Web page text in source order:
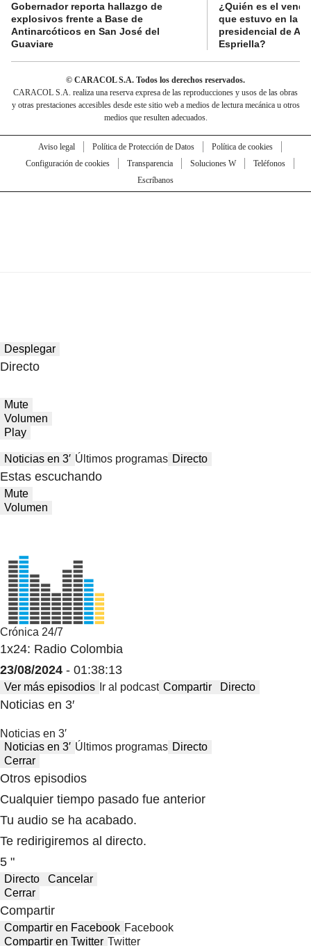
Gobernador reporta hallazgo de
explosivos frente a Base de
Antinarcóticos en San José del
Guaviare
¿Quién es el
que estuvo en la
presidencial de
Espriella?
© CARACOL S.A. Todos los derechos reservados.
CARACOL S.A. realiza una reserva expresa de las reproducciones y usos de las obras
y otras prestaciones accesibles desde este sitio web a medios de lectura mecánica u otros
medios que resulten adecuados.
Aviso legal Política de Protección de Datos
Política de cookies
Configuración de cookies
Transparencia Soluciones W
Teléfonos
Escríbanos
Desplegar
Directo
Mute
Volumen
Play
Noticias en 3′ Últimos programas Directo
Estas escuchando
Mute
Volumen
Crónica 24/7
1x24: Radio Colombia
23/08/2024 - 01:38:13
Ver más episodios Ir al podcast Compartir Directo
Noticias en 3′
Noticias en 3′
Noticias en 3′ Últimos programas Directo
Cerrar
Otros episodios
Cualquier tiempo pasado fue anterior
Tu audio se ha acabado.
Te redirigiremos al directo.
5 "
Directo
Cancelar
Cerrar
Compartir
Compartir en Facebook Facebook
Compartir en Twitter Twitter